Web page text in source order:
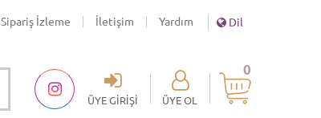
Sipariş İzleme İletişim Yardım Dil
0
ÜYE GIRIŞI ÜYE OL